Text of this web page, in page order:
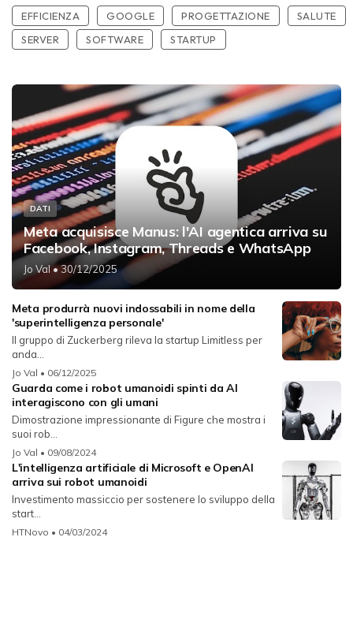
EFFICIENZA GOOGLE PROGETTAZIONE
SALUTE
SERVER
SOFTWARE STARTUP
DATI
Meta acquisisce Manus: l'AI agentica arriva su
Facebook, Instagram, Threads e WhatsApp
Jo Val• 30/12/2025
Meta produrrà nuovi indossabili in nome della
'superintelligenza personale'
Il gruppo di Zuckerberg rileva la startup Limitless per
anda...
Jo Val • 06/12/2025
Guarda come i robot umanoidi spinti da AI
interagiscono con gli umani
Dimostrazione impressionante di Figure che mostra i
suoi rob...
Jo Val • 09/08/2024
L'intelligenza artificiale di Microsoft e OpenAI
arriva sui robot umanoidi
Investimento massiccio per sostenere lo sviluppo della
start...
HTNovo • 04/03/2024